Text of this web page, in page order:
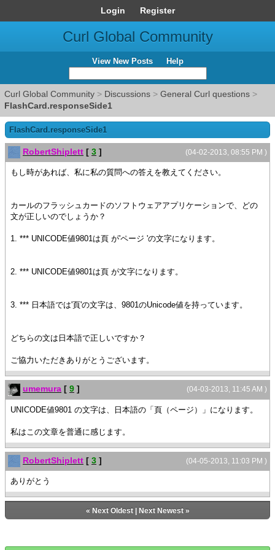
Login Register
Curl Global Community
View New Posts Help
Curl Global Community > Discussions > General Curl questions >
FlashCard.responseSide1
FlashCard.responseSide1
(04-02-2013, 08:55 PM )
RobertShiplett [ 3 ]
もし時があれば、私に私の質問への答えを教えてください。
カールのフラッシュカードのソフトウェアアプリケーションで、どの
文が正しいのでしょうか？
1. *** UNICODE値9801は頁 が'ページ 'の文字になります。
2. *** UNICODE値9801は頁 が文字になります。
3. *** 日本語では'頁'の文字は、9801のUnicode値を持っています。
どちらの文は日本語で正しいですか？
ご協力いただきありがとうございます。
(04-03-2013, 11:45 AM )
umemura [ 9 ]
UNICODE値9801 の文字は、日本語の「頁（ページ）」になります。
私はこの文章を普通に感じます。
(04-05-2013, 11:03 PM )
RobertShiplett [ 3 ]
ありがとう
« Next Oldest| Next Newest»